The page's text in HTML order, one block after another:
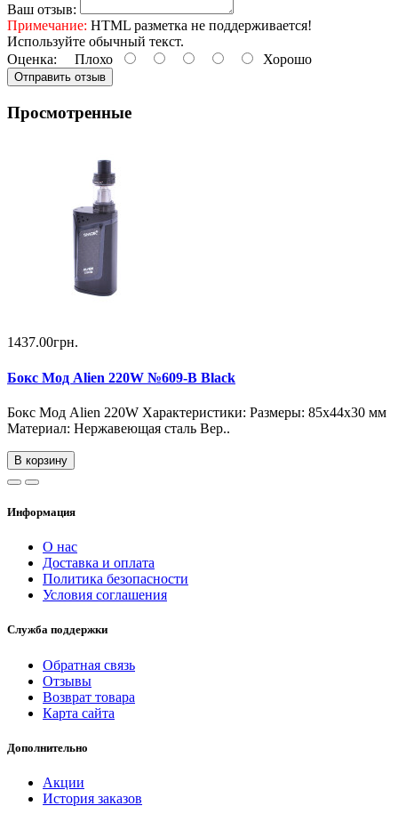
Ваш отзыв:
Примечание: HTML разметка не поддерживается!
Используйте обычный текст.
Оценка: Плохо Хорошо
Отправить отзыв
Просмотренные
1437.00грн.
Бокс Мод Alien 220W №609-B Black
Бокс Мод Alien 220W Характеристики: Размеры: 85х44х30 мм
Материал: Нержавеющая сталь Вер..
В корзину
Информация
О нас
Доставка и оплата
Политика безопасности
Условия соглашения
Служба поддержки
Обратная связь
Отзывы
Возврат товара
Карта сайта
Дополнительно
Акции
История заказов